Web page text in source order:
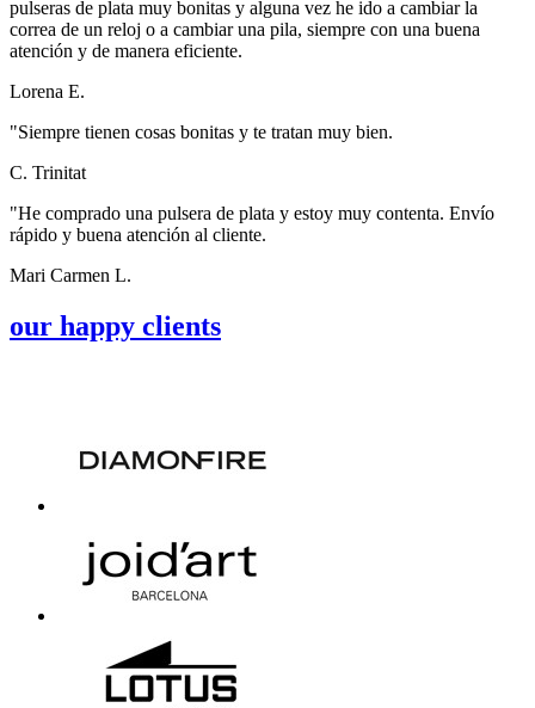
pulseras de plata muy bonitas y alguna vez he ido a cambiar la
correa de un reloj o a cambiar una pila, siempre con una buena
atención y de manera eficiente.
Lorena E.
"Siempre tienen cosas bonitas y te tratan muy bien.
C. Trinitat
"He comprado una pulsera de plata y estoy muy contenta. Envío
rápido y buena atención al cliente.
Mari Carmen L.
our happy clients